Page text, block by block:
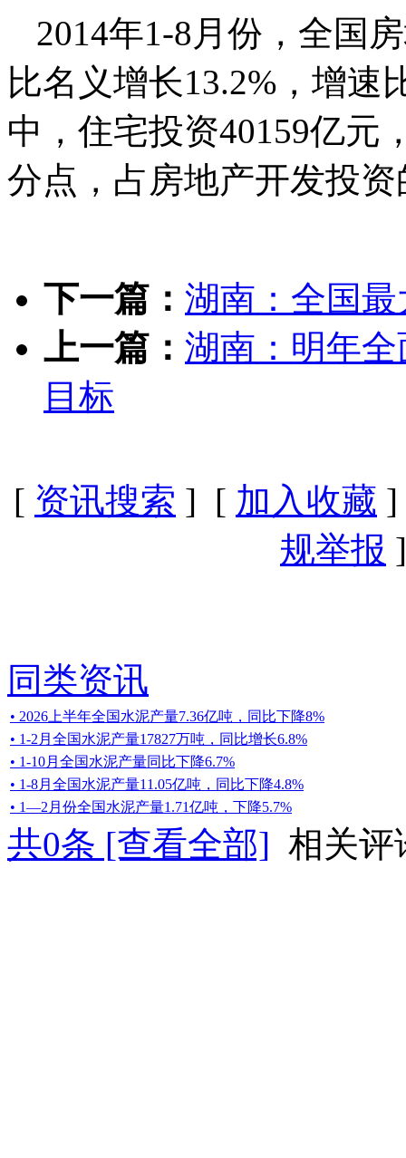
2014年1-8月份，全国
比名义增长13.2%，增速
中，住宅投资40159亿元
分点，占房地产开发投资
下一篇： 湖南：全国
上一篇： 湖南：明年
目标
[ 资讯搜索 ] [ 加入收藏
规举报
同类资讯
• 2026上半年全国水泥产量7.36亿吨，同比下降8%
• 1-2月全国水泥产量17827万吨，同比增长6.8%
• 1-10月全国水泥产量同比下降6.7%
• 1-8月全国水泥产量11.05亿吨，同比下降4.8%
• 1—2月份全国水泥产量1.71亿吨，下降5.7%
共0条 [查看全部] 相关评